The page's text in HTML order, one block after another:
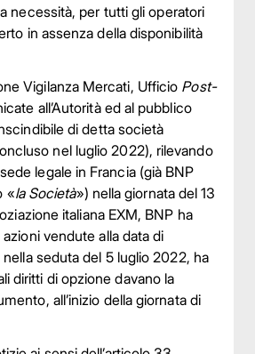
necessità, per tutti gli operatori
in assenza della disponibilità
Vigilanza Mercati, Ufficio Post-
all’Autorità ed al pubblico
di detta società
nel luglio 2022), rilevando
legale in Francia (già BNP
«la Società») nella giornata del 13
italiana EXM, BNP ha
vendute alla data di
seduta del 5 luglio 2022, ha
diritti di opzione davano la
all’inizio della giornata di